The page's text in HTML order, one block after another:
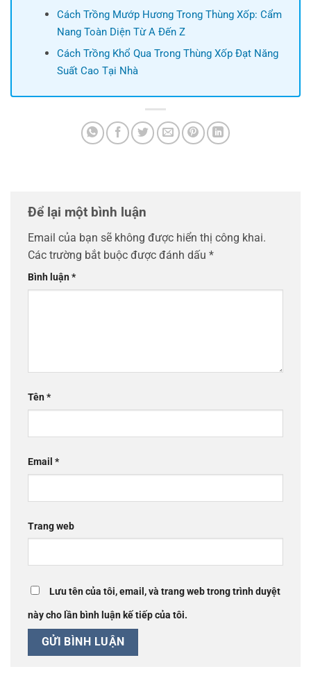
Cách Trồng Mướp Hương Trong Thùng Xốp: Cẩm
Nang Toàn Diện Từ A Đến Z
Cách Trồng Khổ Qua Trong Thùng Xốp Đạt Năng
Suất Cao Tại Nhà
Để lại một bình luận
Email của bạn sẽ không được hiển thị công khai.
Các trường bắt buộc được đánh dấu *
Bình luận*
Tên*
Email *
Trang web
Lưu tên của tôi, email, và trang web trong trình duyệt
này cho lần bình luận kế tiếp của tôi.